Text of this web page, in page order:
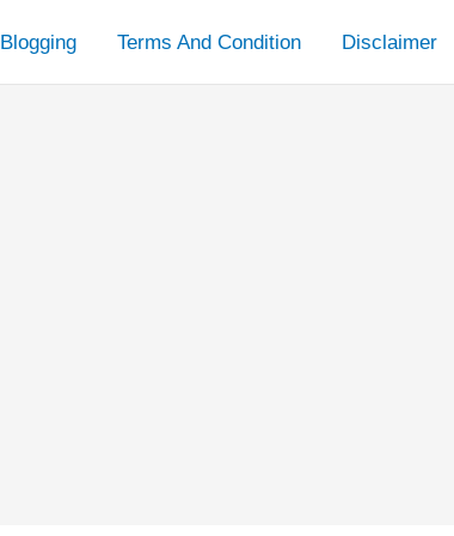
Blogging Terms And Condition Disclaimer